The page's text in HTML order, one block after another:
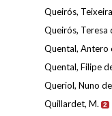
Queirós,
Queirós, Teresa
Quental, Antero
Quental, Filipe
Queriol, Nuno
Quillardet, M. 2